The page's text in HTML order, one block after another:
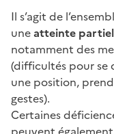
Il s’agit de
uneatteinte
notamment des
(difficultés pour se
une position,
gestes).
Certaines